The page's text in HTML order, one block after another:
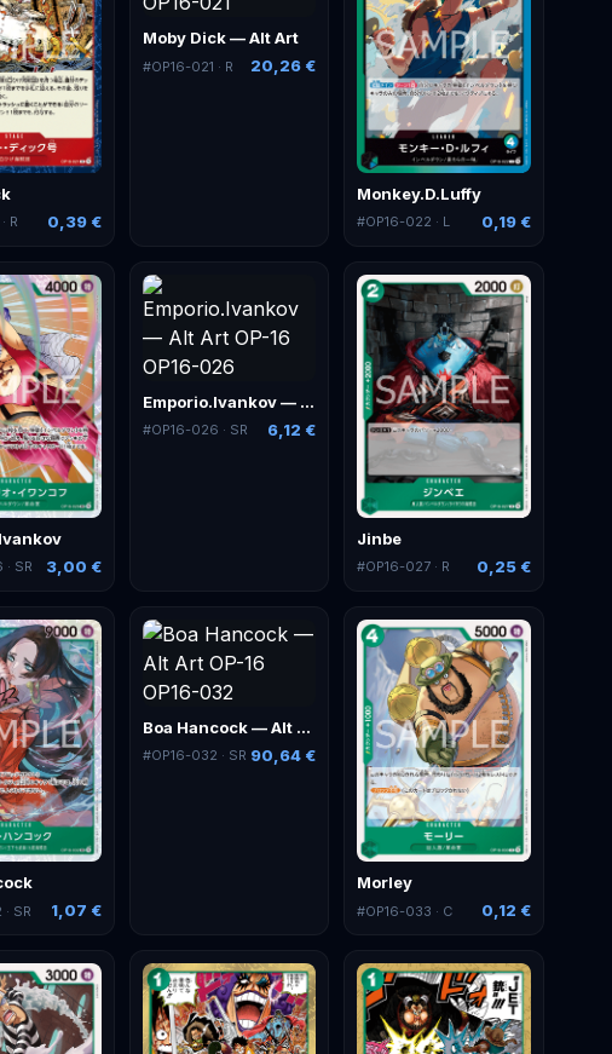
· R 0,39 €
Moby Dick — Alt Art
#OP16-021 · R 20,26 €
Monkey.D.Luffy
#OP16-022 · L 0,19 €
· SR 3,00 €
Emporio.Ivankov — Alt Art
#OP16-026 · SR 6,12 €
Jinbe
#OP16-027 · R 0,25 €
· SR 1,07 €
Boa Hancock — Alt Art
#OP16-032 · SR 90,64 €
Morley
#OP16-033 · C 0,12 €